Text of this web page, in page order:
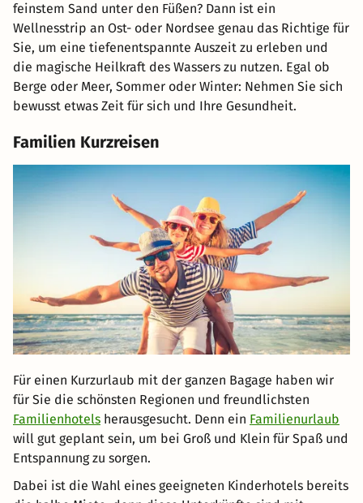
feinstem Sand unter den Füßen? Dann ist ein
Wellnesstrip an Ost- oder Nordsee genau das Richtige für
Sie, um eine tiefenentspannte Auszeit zu erleben und
die magische Heilkraft des Wassers zu nutzen. Egal ob
Berge oder Meer, Sommer oder Winter: Nehmen Sie sich
bewusst etwas Zeit für sich und Ihre Gesundheit.
Familien Kurzreisen
Für einen Kurzurlaub mit der ganzen Bagage haben wir
für Sie die schönsten Regionen und freundlichsten
Familienhotels herausgesucht. Denn ein Familienurlaub
will gut geplant sein, um bei Groß und Klein für Spaß und
Entspannung zu sorgen.
Dabei ist die Wahl eines geeigneten Kinderhotels bereits